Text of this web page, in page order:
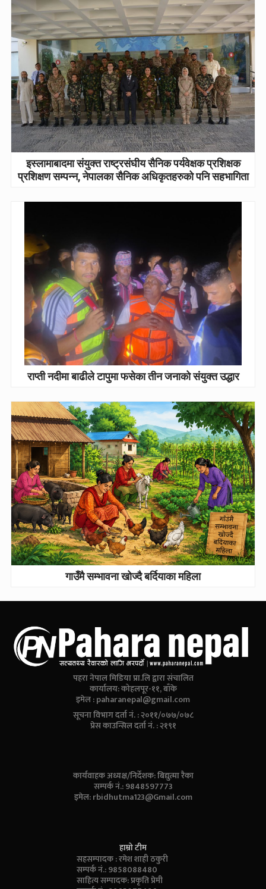
इस्लामाबादमा संयुक्त राष्ट्रसंघीय सैनिक पर्यवेक्षक प्रशिक्षक
प्रशिक्षण सम्पन्न, नेपालका सैनिक अधिकृतहरुको पनि सहभागिता
राप्ती नदीमा बाढीले टापुमा फसेका तीन जनाको संयुक्त उद्धार
गाउँमै सम्भावना खोज्दै बर्दियाका महिला
पहरा नेपाल मिडिया प्रा.लि द्वारा संचालित
कार्यालय: कोहलपूर-११, बाँके
इमेल :paharanepal@gmail.com
सूचना विभाग दर्ता नं. : २०११/०७७/०७८
प्रेस काउन्सिल दर्ता नं. : २१९१
कार्यवाहक अध्यक्ष/निर्देशक: बिद्युत्मा रैका
सम्पर्क नं.: 9848597773
इमेल:rbidhutma123@Gmail.com
हाम्रो टीम
सहसम्पादक : रमेश शाही ठकुरी
सम्पर्क नं.: 9858088480
साहित्य सम्पादक: प्रकृति प्रेमी